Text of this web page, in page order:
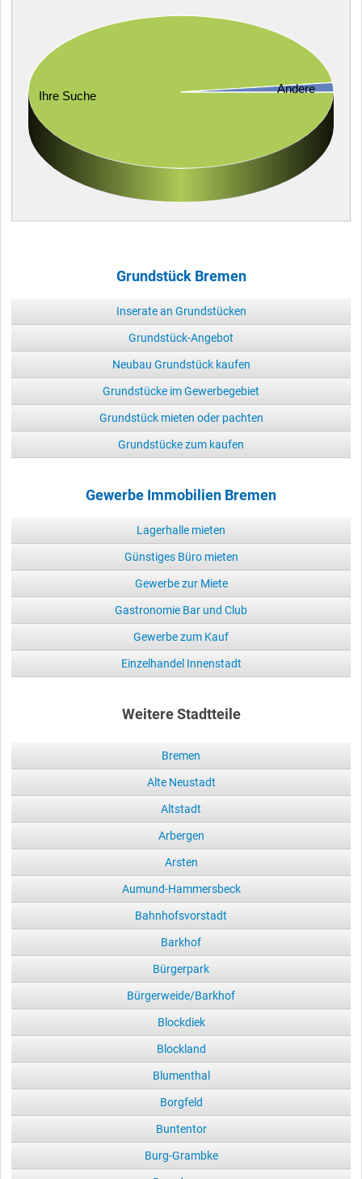
Ihre Suche
Andere
Grundstück Bremen
Inserate an Grundstücken
Grundstück-Angebot
Neubau Grundstück kaufen
Grundstücke im Gewerbegebiet
Grundstück mieten oder pachten
Grundstücke zum kaufen
Gewerbe Immobilien Bremen
Lagerhalle mieten
Günstiges Büro mieten
Gewerbe zur Miete
Gastronomie Bar und Club
Gewerbe zum Kauf
Einzelhandel Innenstadt
Weitere Stadtteile
Bremen
Alte Neustadt
Altstadt
Arbergen
Arsten
Aumund-Hammersbeck
Bahnhofsvorstadt
Barkhof
Bürgerpark
Bürgerweide/Barkhof
Blockdiek
Blockland
Blumenthal
Borgfeld
Buntentor
Burg-Grambke